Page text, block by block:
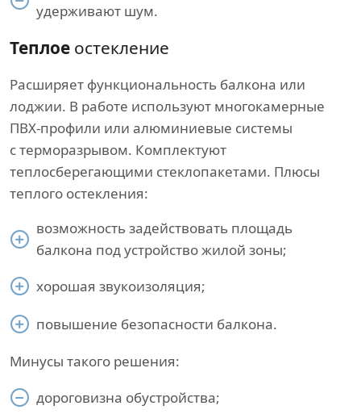
удерживают шум.
Теплое остекление
Расширяет функциональность балкона или
лоджии. В работе используют многокамерные
ПВХ-профили или алюминиевые системы
с терморазрывом. Комплектуют
теплосберегающими стеклопакетами. Плюсы
теплого остекления:
возможность задействовать площадь
балкона под устройство жилой зоны;
хорошая звукоизоляция;
повышение безопасности балкона.
Минусы такого решения:
дороговизна обустройства;